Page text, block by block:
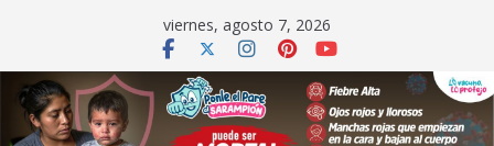
contenido
viernes, agosto 7, 2026